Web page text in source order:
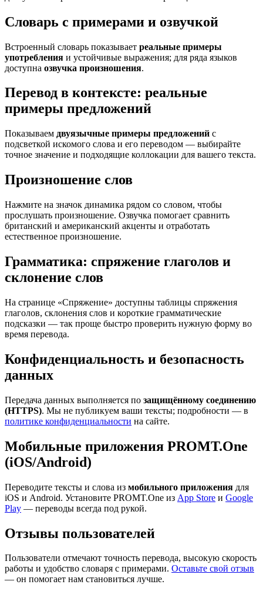
Словарь с примерами и озвучкой
Встроенный словарь показывает реальные примеры
употребления и устойчивые выражения; для ряда языков
доступна озвучка произношения.
Перевод в контексте: реальные
примеры предложений
Показываем двуязычные примеры предложений с
подсветкой искомого слова и его переводом — выбирайте
точное значение и подходящие коллокации для вашего текста.
Произношение слов
Нажмите на значок динамика рядом со словом, чтобы
прослушать произношение. Озвучка помогает сравнить
британский и американский акценты и отработать
естественное произношение.
Грамматика: спряжение глаголов и
склонение слов
На странице «Спряжение» доступны таблицы спряжения
глаголов, склонения слов и короткие грамматические
подсказки — так проще быстро проверить нужную форму во
время перевода.
Конфиденциальность и безопасность
данных
Передача данных выполняется по защищённому соединению
(HTTPS). Мы не публикуем ваши тексты; подробности — в
политике конфиденциальности на сайте.
Мобильные приложения PROMT.One
(iOS/Android)
Переводите тексты и слова из мобильного приложения для
iOS и Android. Установите PROMT.One из App Store и Google
Play — переводы всегда под рукой.
Отзывы пользователей
Пользователи отмечают точность перевода, высокую скорость
работы и удобство словаря с примерами. Оставьте свой отзыв
— он помогает нам становиться лучше.